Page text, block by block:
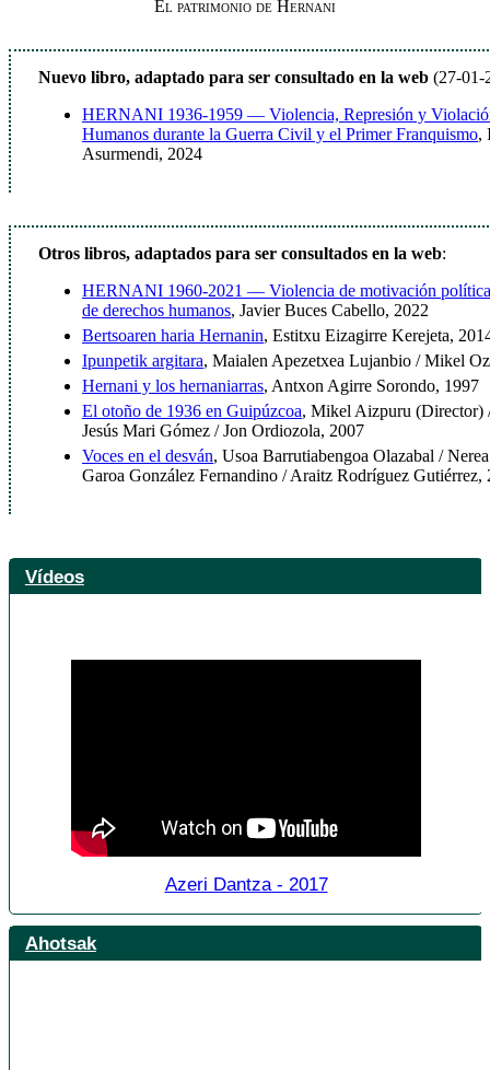
El patrimonio de Hernani
Nuevo libro, adaptado para ser consultado en la web (27-01-
HERNANI 1936-1959 — Violencia, Represión y
Humanos durante la Guerra Civil y el Primer Franquismo,
Asurmendi, 2024
Otros libros, adaptados para ser consultados en la web:
HERNANI 1960-2021 — Violencia de motivación
de derechos humanos, Javier Buces Cabello, 2022
Bertsoaren haria Hernanin, Estitxu Eizagirre Kerejeta,
Ipunpetik argitara, Maialen Apezetxea Lujanbio / Mikel
Hernani y los hernaniarras, Antxon Agirre Sorondo, 1997
El otoño de 1936 en Guipúzcoa, Mikel Aizpuru (Director)
Jesús Mari Gómez / Jon Ordiozola, 2007
Voces en el desván, Usoa Barrutiabengoa Olazabal /
Garoa González Fernandino / Araitz Rodríguez Gutiérrez,
Vídeos
Azeri Dantza - 2017
Ahotsak